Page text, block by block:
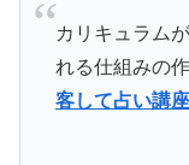
カリキュラム
れる仕組みの
客して占い講